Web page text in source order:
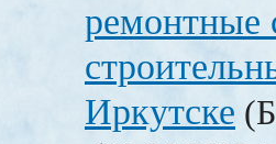
ремонтные
Иркутске